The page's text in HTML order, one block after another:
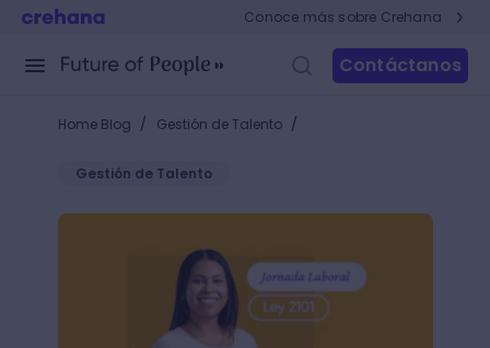
Conoce más sobre Crehana
Contáctanos
Home Blog / Gestión de Talento /
Gestión de Talento
¿Qué dice la Ley 2101 de 2021 en Colombia sobre